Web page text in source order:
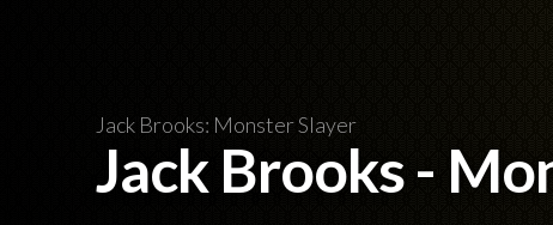
Jack Brooks: Monster Slayer
Jack Brooks -